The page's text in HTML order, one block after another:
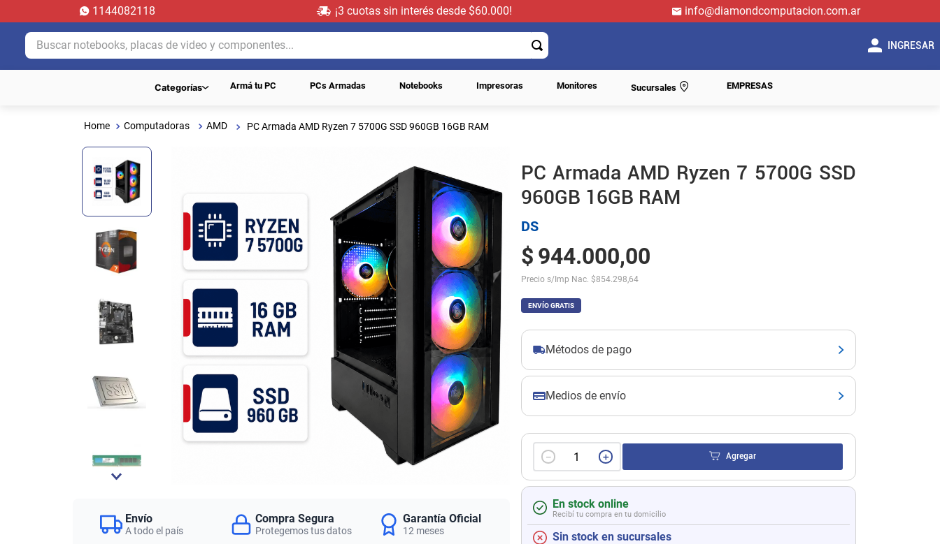
1144082118 ¡3 cuotas sin interés desde $60.000!
info@diamondcomputacion.com.ar
Buscar notebooks, placas de video y componentes...
INGRESAR
Categorías Armá tu PC PCs Armadas Notebooks Impresoras Monitores Sucursales EMPRESAS
Computadoras AMD PC Armada AMD Ryzen 7 5700G SSD 960GB 16GB RAM
Envío
A todo el país
Compra Segura
Protegemos tus datos
Garantía Oficial
12 meses
PC Armada AMD Ryzen 7 5700G SSD
960GB 16GB RAM
DS
$ 944.000,00
Precio s/Imp Nac. $854.298,64
ENVÍO GRATIS
Métodos de pago
Medios de envío
＋
－ Agregar
En stock online
Recibí tu compra en tu domicilio
Sin stock en sucursales